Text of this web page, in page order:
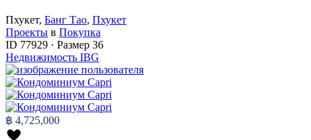
Пхукет, Банг Тао, Пхукет
Проекты в Покупка
ID 77929 · Размер 36
Недвижимость IBG
฿ 4,725,000